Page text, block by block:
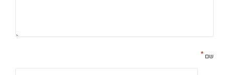
שם*